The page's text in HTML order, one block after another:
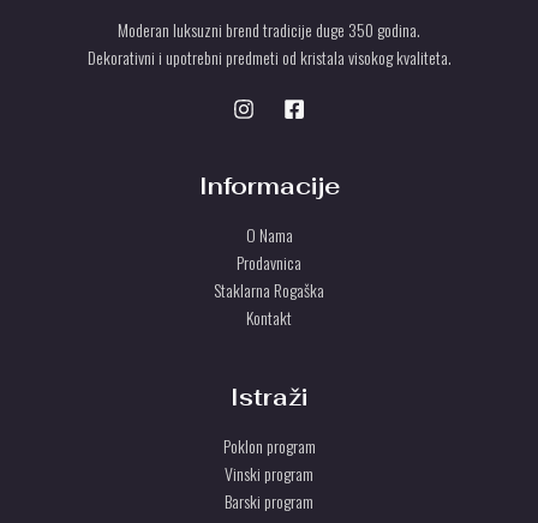
Moderan luksuzni brend tradicije duge 350 godina.
Dekorativni i upotrebni predmeti od kristala visokog kvaliteta.
Informacije
O Nama
Prodavnica
Staklarna Rogaška
Kontakt
Istraži
Poklon program
Vinski program
Barski program